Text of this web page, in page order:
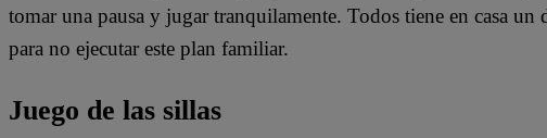
tomar una pausa y jugar tranquilamente. Todos tiene en casa
para no ejecutar este plan familiar.
Juego de las sillas